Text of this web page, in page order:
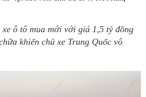
xe ô tô mua mới với giá 1,5 tỷ đồng
khiến chủ xe Trung Quốc vô